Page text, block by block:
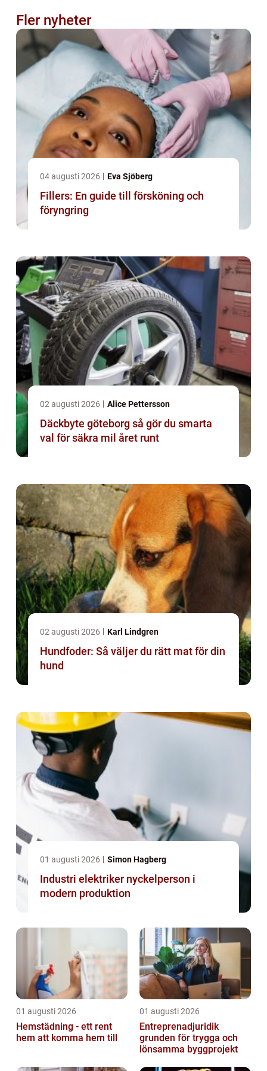
Fler nyheter
04 augusti 2026 Eva Sjöberg
Fillers: En guide till försköning och
föryngring
02 augusti 2026 Alice Pettersson
Däckbyte göteborg så gör du smarta
val för säkra mil året runt
02 augusti 2026 Karl Lindgren
Hundfoder: Så väljer du rätt mat för din
hund
01 augusti 2026 Simon Hagberg
Industri elektriker nyckelperson i
modern produktion
01 augusti 2026
Hemstädning - ett rent
hem att komma hem till
01 augusti 2026
Entreprenadjuridik
grunden för trygga och
lönsamma byggprojekt